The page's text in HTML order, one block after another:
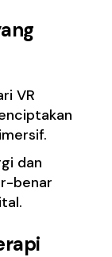
VR
dan
benar